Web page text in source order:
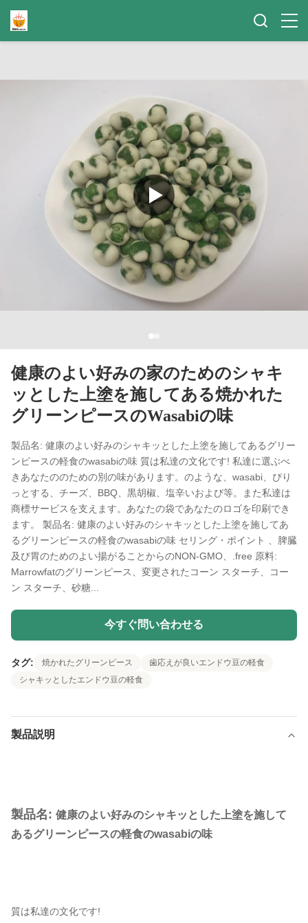
健康のよい好みの家のためのシャキ
ッとした上塗を施してある焼かれた
グリーンピースのWasabiの味
製品名: 健康のよい好みのシャキッとした上塗を施してあるグリー
ンピースの軽食のwasabiの味 質は私達の文化です! 私達に選ぶべ
きあなたののための別の味があります。のような、wasabi、ぴり
っとする、チーズ、BBQ、黒胡椒、塩辛いおよび等。また私達は
商標サービスを支えます。あなたの袋であなたのロゴを印刷でき
ます。 製品名: 健康のよい好みのシャキッとした上塗を施してあ
るグリーンピースの軽食のwasabiの味 セリング・ポイント 、脾臓
及び胃のためのよい揚がることからのNON-GMO、.free 原料:
Marrowfatのグリーンピース、変更されたコーン スターチ、コー
ン スターチ、砂糖...
今すぐ問い合わせる
タグ: 焼かれたグリーンピース
歯応えが良いエンドウ豆の軽食
シャキッとしたエンドウ豆の軽食
製品説明
製品名: 健康のよい好みのシャキッとした上塗を施して
あるグリーンピースの軽食のwasabiの味
質は私達の文化です!